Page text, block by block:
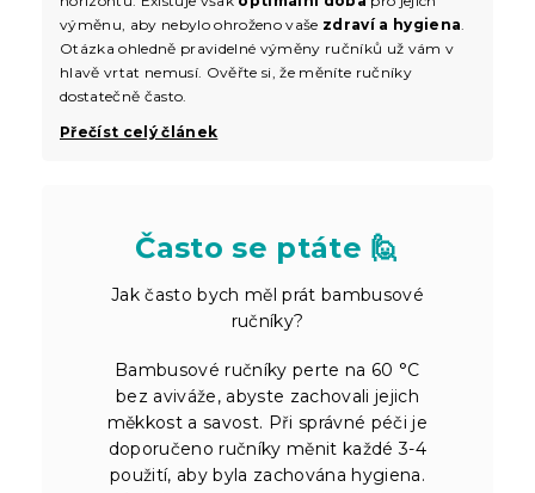
výměnu, aby nebylo ohroženo vaše zdraví a hygiena.
Otázka ohledně pravidelné výměny ručníků už vám v
hlavě vrtat nemusí. Ověřte si, že měníte ručníky
dostatečně často.
Přečíst celý článek
Často se ptáte 🙋
Jak často bych měl prát bambusové
ručníky?
Bambusové ručníky perte na 60 °C
bez aviváže, abyste zachovali jejich
měkkost a savost. Při správné péči je
doporučeno ručníky měnit každé 3-4
použití, aby byla zachována hygiena.